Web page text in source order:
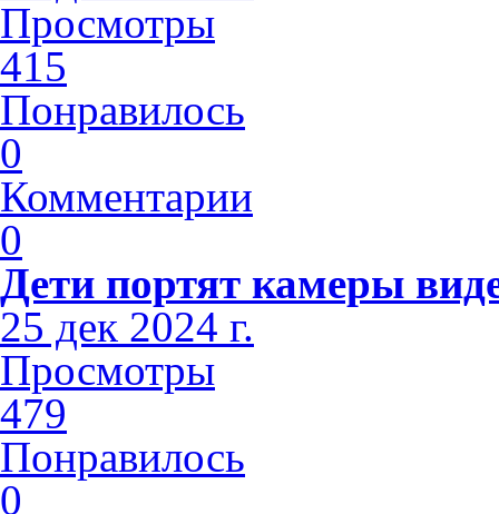
Просмотры
415
Понравилось
0
Комментарии
0
Дети портят камеры
25 дек 2024 г.
Просмотры
479
Понравилось
0